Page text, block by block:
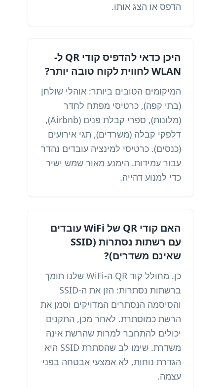
הדפס או הצג אותו.
היכן כדאי להדפיס קודי QR ל-
WLAN לחווית לקוח טובה יותר?
המיקומים הטובים ביותר: אוהלי שולחן
(בתי קפה), כרטיסי מפתח לחדר
(מלונות), ספרי קבלת פנים (Airbnb),
דלפקי קבלה (משרדים), תגי אירועים
(כנסים). כרטיסי למינציה עובדים נהדר
עבור עמידות. הימנע מאור שמש ישיר
כדי למנוע דהייה.
האם קודי QR של WiFi עובדים
עם רשתות נסתרות (SSID
שאינם משדרים)?
כן. מחולל קוד QR ה-WiFi שלנו תומך
ברשתות נסתרות: הזן את ה-SSID
והסיסמה הנסתרים המדויקים וסמן את
הרשת כמוסתרת. לאחר מכן, התקנים
יכולים להתחבר למרות שהרשת אינה
משדרת. שימו לב שהסתרת SSID היא
הגדרת נוחות, לא אמצעי אבטחה בפני
עצמה.